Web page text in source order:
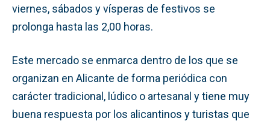
viernes, sábados y vísperas de festivos se
prolonga hasta las 2,00 horas.
Este mercado se enmarca dentro de los que se
organizan en Alicante de forma periódica con
carácter tradicional, lúdico o artesanal y tiene muy
buena respuesta por los alicantinos y turistas que